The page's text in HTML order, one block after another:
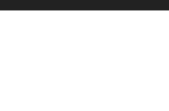
11:00 - 23:00